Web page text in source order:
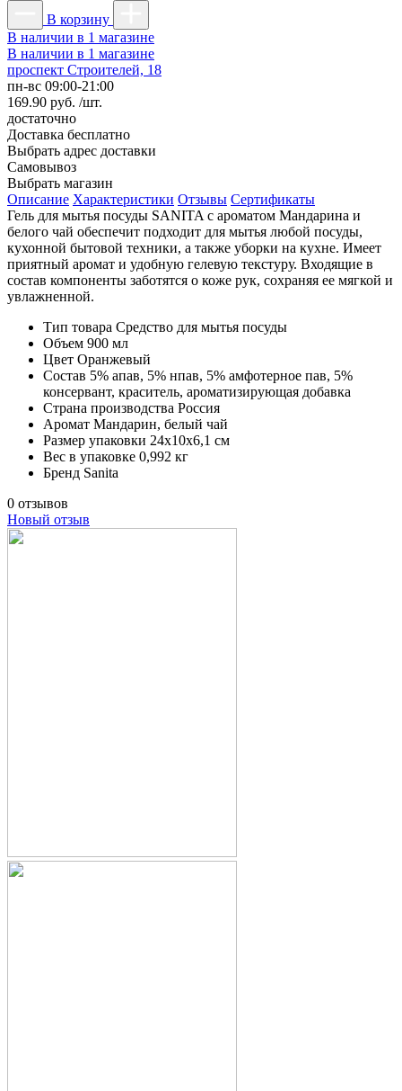
В корзину
В наличии в 1 магазине
В наличии в 1 магазине
проспект Строителей, 18
пн-вс 09:00-21:00
169.90 руб. /шт.
достаточно
Доставка бесплатно
Выбрать адрес доставки
Самовывоз
Выбрать магазин
Описание Характеристики Отзывы Сертификаты
Гель для мытья посуды SANITA с ароматом Мандарина и
белого чай обеспечит подходит для мытья любой посуды,
кухонной бытовой техники, а также уборки на кухне. Имеет
приятный аромат и удобную гелевую текстуру. Входящие в
состав компоненты заботятся о коже рук, сохраняя ее мягкой и
увлажненной.
Тип товара Средство для мытья посуды
Объем 900 мл
Цвет Оранжевый
Состав 5% апав, 5% нпав, 5% амфотерное пав, 5%
консервант, краситель, ароматизирующая добавка
Страна производства Россия
Аромат Мандарин, белый чай
Размер упаковки 24х10х6,1 см
Вес в упаковке 0,992 кг
Бренд Sanita
0 отзывов
Новый отзыв